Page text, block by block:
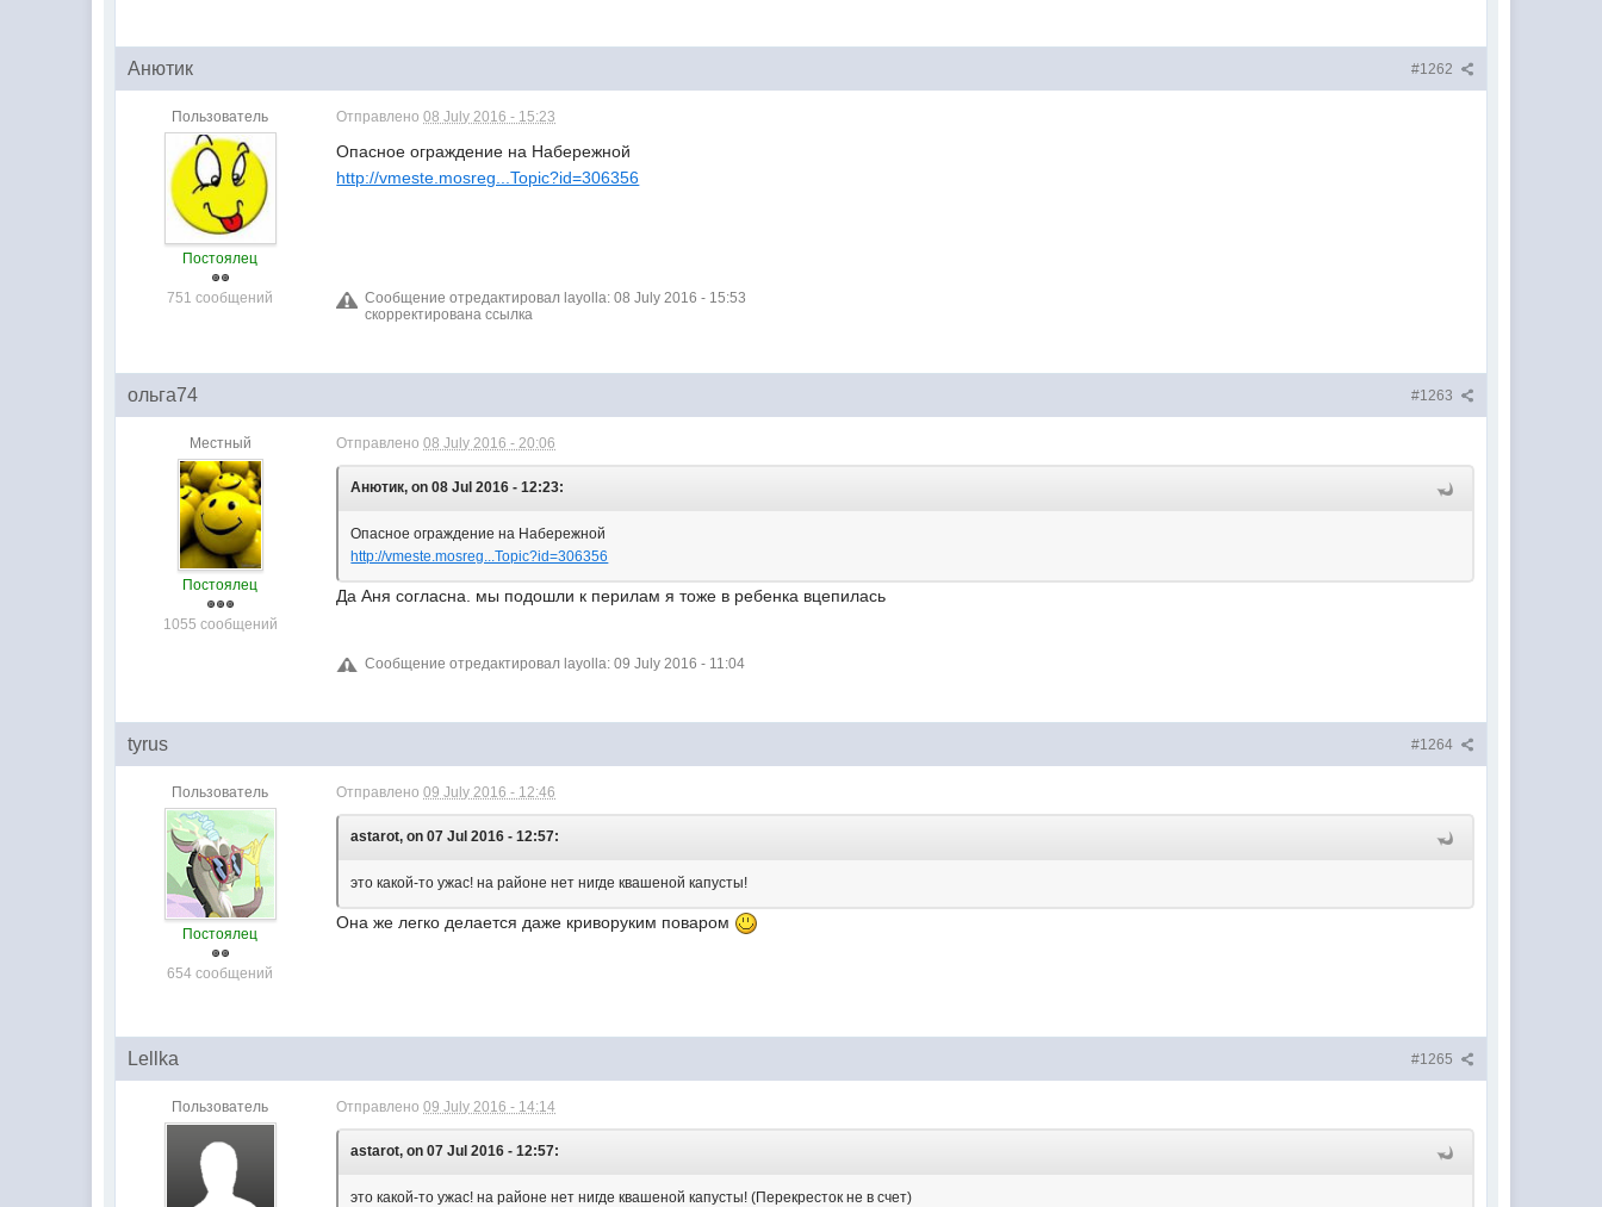
#1262
Анютик
Пользователь
Постоялец
751 сообщений
Отправлено08 July 2016 - 15:23
Опасное ограждение на Набережной
http://vmeste.mosreg...Topic?id=306356
Сообщение отредактировал layolla: 08 July 2016 - 15:53
скорректирована ссылка
#1263
ольга74
Местный
Постоялец
1055 сообщений
Отправлено08 July 2016 - 20:06
Анютик, on 08 Jul 2016 - 12:23:
Опасное ограждение на Набережной
http://vmeste.mosreg...Topic?id=306356
Да Аня согласна. мы подошли к перилам я тоже в ребенка вцепилась
Сообщение отредактировал layolla: 09 July 2016 - 11:04
#1264
tyrus
Пользователь
Постоялец
654 сообщений
Отправлено09 July 2016 - 12:46
astarot, on 07 Jul 2016 - 12:57:
это какой-то ужас! на районе нет нигде квашеной капусты!
Она же легко делается даже криворуким поваром
#1265
Lellka
Пользователь Отправлено09 July 2016 - 14:14
astarot, on 07 Jul 2016 - 12:57:
это какой-то ужас! на районе нет нигде квашеной капусты! (Перекресток не в счет)